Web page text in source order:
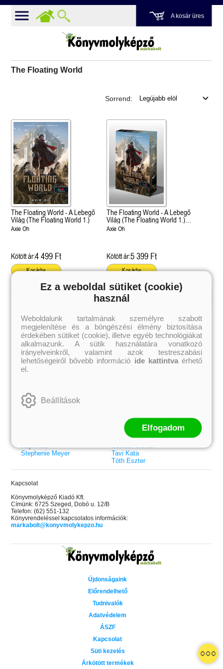
A kosár üres
The Floating World
Grace and Glory - Kegyelem és
dicsőség (Az Előhírnök-trilógia
Különleges éldekorált kiadás!
Bad Girl Reputation
lány (Avalon Bay 2.)
Elle Kennedy
Sorrend:
The Floating World - A Lebegő
Világ (The Floating World 1.)
Axie Oh
Kötött ár:4 499 Ft
Kosárba
The Floating World - A Lebegő
Világ (The Floating World 1.)
Különleges éldekorált kiadás!
Axie Oh
Kötött ár:5 399 Ft
Kosárba
Külföldiek
Brigid Kemmerer
Cassandra Clare
Colleen Hoover
Elle Kennedy
Erin Watt
Holly Webb
Jenny Han
Leigh Bardugo
Maggie Stiefvater
Rupi Kaur
Stephenie Meyer
Magyarok
Ashley Carrigan
Benina
Bessenyei Gábor
Bodor Attila
Böszörményi Gyula
Rácz-Stefán Tibor
Róbert Katalin
Spirit Bliss
Szélesi Sándor
Tavi Kata
Tóth Eszter
Kapcsolat
Könyvmolyképző Kiadó Kft.
Címünk: 6725 Szeged, Dobó u. 12/B
Telefon: (62) 551-132
Könyvrendeléssel kapcsolatos információk:
markabolt@konyvmolykepzo.hu
Újdonságaink
Előrendelhető
Tudnivalók
Adatvédelem
ÁSZF
Kapcsolat
Süti kezelés
Árkötött termékek
Ez a weboldal sütiket (cookie)
használ
Weboldalunk tartalmának személyre szabott
megjelenítése és a böngészési élmény biztosítása
érdekében sütiket (cookie), illetve egyéb technológiákat
alkalmazunk. A sütik használatára vonatkozó
irányelveinkről, valamint azok testreszabási
lehetőségeiről bővebb információ ide kattintvaérhető
el.
Beállítások
Elfogadom